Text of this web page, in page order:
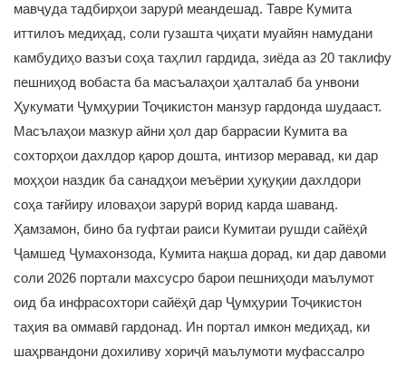
мавҷуда тадбирҳои зарурӣ меандешад. Тавре Кумита
иттилоъ медиҳад, соли гузашта ҷиҳати муайян намудани
камбудиҳо вазъи соҳа таҳлил гардида, зиёда аз 20 таклифу
пешниҳод вобаста ба масъалаҳои ҳалталаб ба унвони
Ҳукумати Ҷумҳурии Тоҷикистон манзур гардонда шудааст.
Масълаҳои мазкур айни ҳол дар баррасии Кумита ва
сохторҳои дахлдор қарор дошта, интизор меравад, ки дар
моҳҳои наздик ба санадҳои меъёрии ҳуқуқии дахлдори
соҳа тағйиру иловаҳои зарурӣ ворид карда шаванд.
Ҳамзамон, бино ба гуфтаи раиси Кумитаи рушди сайёҳӣ
Ҷамшед Ҷумахонзода, Кумита нақша дорад, ки дар давоми
соли 2026 портали махсусро барои пешниҳоди маълумот
оид ба инфрасохтори сайёҳӣ дар Ҷумҳурии Тоҷикистон
таҳия ва оммавӣ гардонад. Ин портал имкон медиҳад, ки
шаҳрвандони дохиливу хориҷӣ маълумоти муфассалро